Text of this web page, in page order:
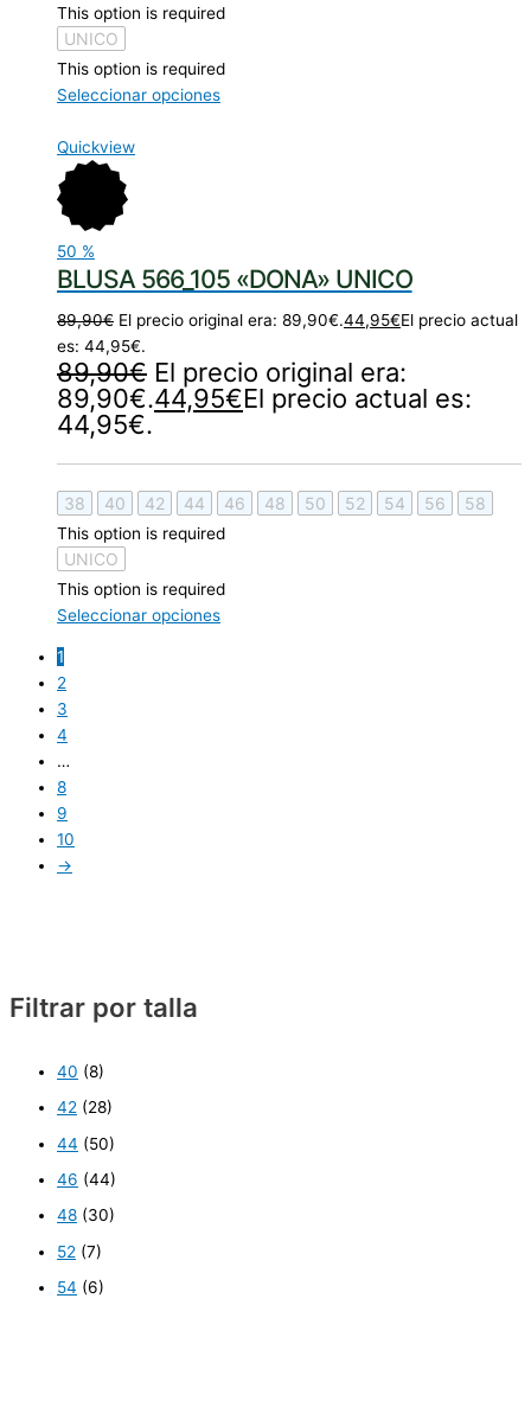
Filtrar por talla
40 (8)
42 (28)
44 (50)
46 (44)
48 (30)
52 (7)
54 (6)
This option is required
UNICO
This option is required
Seleccionar opciones
Quickview
50 %
BLUSA 566_105 «DONA» UNICO
89,90€ El precio original era: 89,90€.44,95€El precio actual
es: 44,95€.
89,90€ El precio original era:
89,90€.44,95€El precio actual es:
44,95€.
38 40 42 44 46 48 50 52 54 56 58
This option is required
UNICO
This option is required
Seleccionar opciones
1
2
3
4
…
8
9
10
→